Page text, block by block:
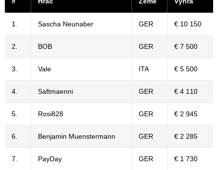
1. Sascha Neunaber GER € 10 150
2. BOB GER € 7 500
3. Vale ITA € 5 500
4. Saftmaenni GER € 4 110
5. Rosi828 GER € 2 945
6. Benjamin Muenstermann GER € 2 285
7. PayDay GER € 1 730